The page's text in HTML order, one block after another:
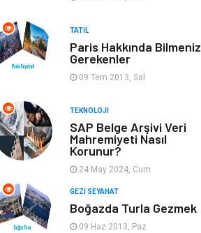
Cruise Moda
Bakım
Yurtdışı Turları
TATIL
Paris Hakkında Bilmeniz
Gerekenler
09 Tem 2013, Sal
TEKNOLOJI
SAP Belge Arşivi Veri
Mahremiyeti Nasıl
Korunur?
24 May 2024, Cum
GEZI SEYAHAT
Boğazda Turla Gezmek
09 Haz 2013, Paz